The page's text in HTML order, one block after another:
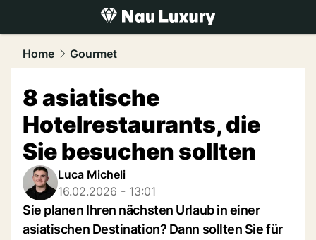
luxury.NAU.ch
Home Gourmet
8 asiatische
Hotelrestaurants, die
Sie besuchen sollten
Luca Micheli
16.02.2026 - 13:01
Sie planen Ihren nächsten Urlaub in einer
asiatischen Destination? Dann sollten Sie für